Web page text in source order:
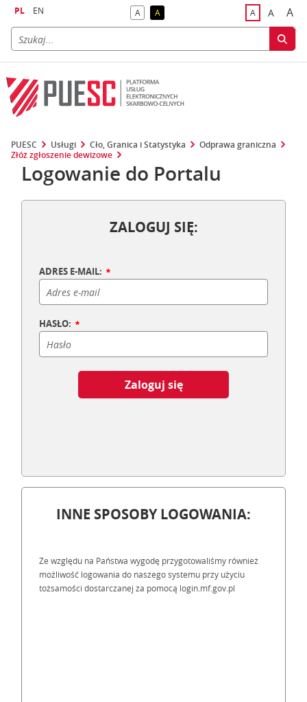
PL EN Akontrast domyślny
Akontrast żółty tekst na czarnym tle
Adomyślna
A A
PUESC Usługi Cło, Granica i Statystyka
Odprawa graniczna
Złóż zgłoszenie dewizowe
Logowanie do Portalu
ZALOGUJ SIĘ:
ADRES E-MAIL:
HASŁO:
Zaloguj się
INNE SPOSOBY LOGOWANIA:
Ze względu na Państwa wygodę przygotowaliśmy również
możliwość logowania do naszego systemu przy użyciu
tożsamości dostarczanej za pomocą login.mf.gov.pl